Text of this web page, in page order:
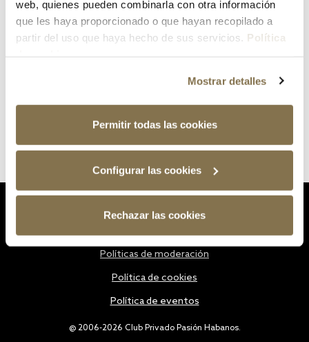
web, quienes pueden combinarla con otra información
que les haya proporcionado o que hayan recopilado a
partir del uso que haya hecho de sus servicios. Política
Mostrar detalles
Permitir todas las cookies
Configurar las cookies
Rechazar las cookies
@ 2006-2026 Club Privado Pasión Habanos.
Políticas de moderación
Política de cookies
Política de eventos